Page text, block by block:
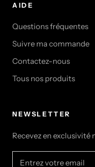
AIDE
Questions fréquentes
Suivre ma commande
Contactez-nous
Tous nos produits
NEWSLETTER
Recevez en